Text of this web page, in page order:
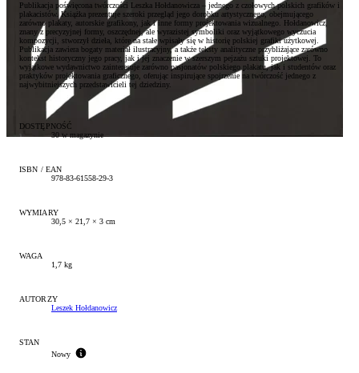
Publikacja poświęcona twórczości Leszka Hołdanowicza – jednego z czołowych polskich grafików i
plakacistów. Książka prezentuje szeroki przegląd jego dorobku artystycznego, obejmującego
zarówno plakaty, autorskie grafikony, jak i inne formy projektowania wizualnego. Hołdanowicz,
znany z precyzyjnej formy, oszczędnej, ale wyrazistej symboliki oraz wyjątkowego wyczucia
kompozycji, stworzył dzieła, które na stałe wpisały się w historię polskiej grafiki użytkowej.
Publikacja zawiera bogaty materiał ilustracyjny, a także teksty analityczne przybliżające zarówno
kontekst historyczny jego pracy, jak i jej znaczenie w szerszym pejzażu sztuki projektowej. To
wyjątkowe wydawnictwo zainteresuje zarówno pasjonatów polskiego plakatu, jak i studentów oraz
praktyków projektowania graficznego, oferując inspirujące spojrzenie na twórczość jednego z
najwybitniejszych przedstawicieli tej dziedziny.
DOSTĘPNOŚĆ
30 w magazynie
ISBN / EAN
978-83-61558-29-3
WYMIARY
30,5 × 21,7 × 3 cm
WAGA
1,7 kg
AUTORZY
Leszek Hołdanowicz
STAN
Nowy